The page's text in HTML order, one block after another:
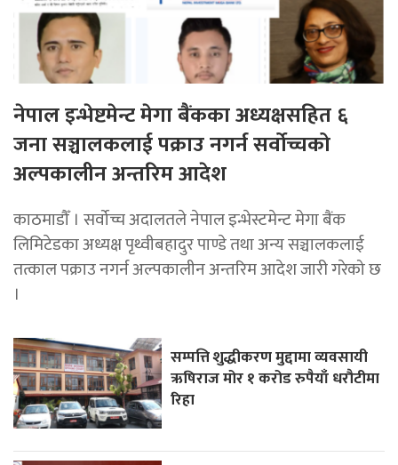
नेपाल इन्भेष्टमेन्ट मेगा बैंकका अध्यक्षसहित ६
जना सञ्चालकलाई पक्राउ नगर्न सर्वोच्चको
अल्पकालीन अन्तरिम आदेश
काठमाडौँ । सर्वोच्च अदालतले नेपाल इन्भेस्टमेन्ट मेगा बैंक
लिमिटेडका अध्यक्ष पृथ्वीबहादुर पाण्डे तथा अन्य सञ्चालकलाई
तत्काल पक्राउ नगर्न अल्पकालीन अन्तरिम आदेश जारी गरेको छ
।
सम्पत्ति शुद्धीकरण मुद्दामा व्यवसायी
ऋषिराज मोर १ करोड रुपैयाँ धरौटीमा
रिहा